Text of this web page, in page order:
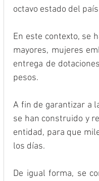
octavo estado del
En este contexto, se
mayores, mujeres
entrega de
pesos.
A fin de garantizar a
se han construido y
entidad, para que
los días.
De igual forma, se